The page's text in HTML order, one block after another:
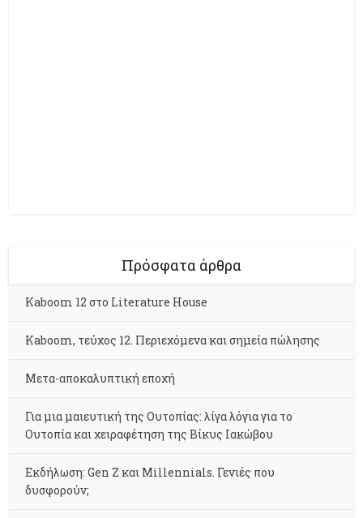
Πρόσφατα άρθρα
Kaboom 12 στο Literature House
Kaboom, τεύχος 12. Περιεχόμενα και σημεία πώλησης
Μετα-αποκαλυπτική εποχή
Για μια μαιευτική της Ουτοπίας: λίγα λόγια για το
Ουτοπία και χειραφέτηση της Βίκυς Ιακώβου
Εκδήλωση: Gen Z και Millennials. Γενιές που
δυσφορούν;